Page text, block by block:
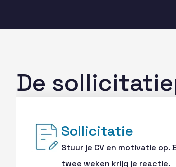
De
Sollicitatie
Stuur je CV en motivatie op.
twee weken krijg je reactie.